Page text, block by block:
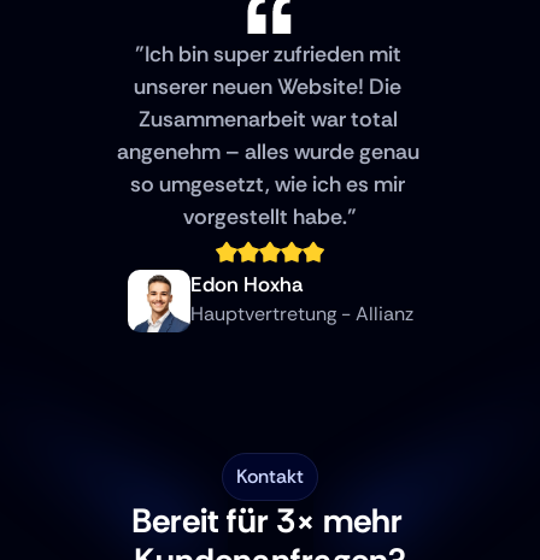
"Ich bin super zufrieden mit
unserer neuen Website! Die
Zusammenarbeit war total
angenehm – alles wurde genau
so umgesetzt, wie ich es mir
vorgestellt habe."
Edon Hoxha
Hauptvertretung - Allianz
Kontakt
Bereit für 3× mehr